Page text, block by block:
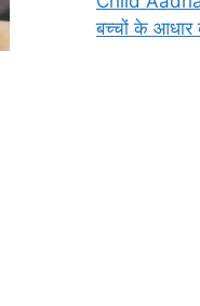
बच्चों के आधार